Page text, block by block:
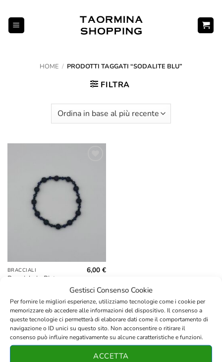
Gestisci Consenso Cookie
Per fornire le migliori esperienze, utilizziamo tecnologie come i cookie per
memorizzare e/o accedere alle informazioni del dispositivo. Il consenso a
queste tecnologie ci permetterà di elaborare dati come il comportamento di
navigazione o ID unici su questo sito. Non acconsentire o ritirare il
consenso può influire negativamente su alcune caratteristiche e funzioni.
ACCETTA
contenuti
HOME / PRODOTTI TAGGATI “SODALITE BLU”
FILTRA
desideri
BRACCIALI
Bracciale in Pietra
6,00€